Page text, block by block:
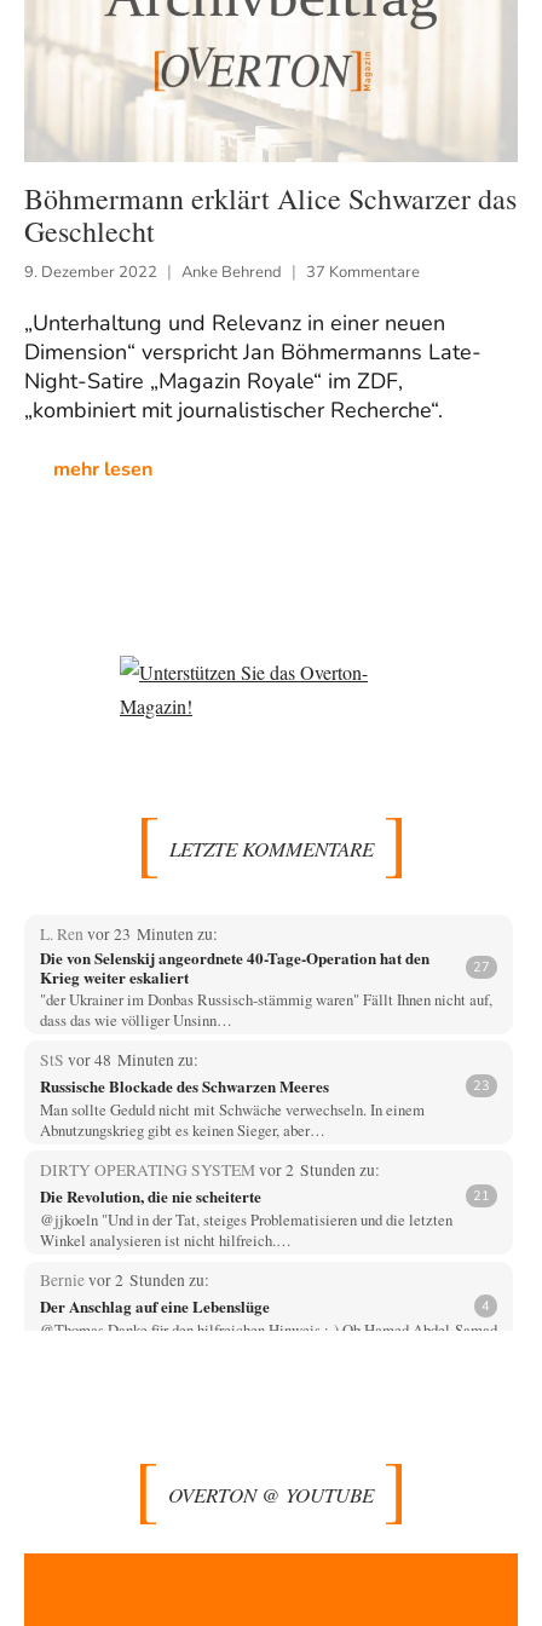
Böhmermann erklärt Alice Schwarzer das
Geschlecht
9. Dezember 2022 Anke Behrend 37 Kommentare
„Unterhaltung und Relevanz in einer neuen
Dimension“ verspricht Jan Böhmermanns Late-
Night-Satire „Magazin Royale“ im ZDF,
„kombiniert mit journalistischer Recherche“.
mehr lesen
LETZTE KOMMENTARE
L. Ren vor 23 Minuten zu:
Die von Selenskij angeordnete 40-Tage-Operation hat den
Krieg weiter eskaliert
27
"der Ukrainer im Donbas Russisch-stämmig waren" Fällt Ihnen nicht auf,
dass das wie völliger Unsinn…
StS vor 48 Minuten zu:
Russische Blockade des Schwarzen Meeres 23
Man sollte Geduld nicht mit Schwäche verwechseln. In einem
Abnutzungskrieg gibt es keinen Sieger, aber…
DIRTY OPERATING SYSTEMvor 2 Stunden zu:
Die Revolution, die nie scheiterte 21
@jjkoeln "Und in der Tat, steiges Problematisieren und die letzten
Winkel analysieren ist nicht hilfreich.…
Bernievor 2 Stunden zu:
Der Anschlag auf eine Lebenslüge 4
@Thomas Danke für den hilfreichen Hinweis ;-) Ob Hamed Abdel-Samad
Frage: Wer besitzt die…
DIRTY OPERATING SYSTEM vor 3 Stunden zu:
Morgen kommt der Russe, wir müssen alle sterben!
@Russischer Hacker Selbstverständlich gibt es auch in Russland
OVERTON @ YOUTUBE